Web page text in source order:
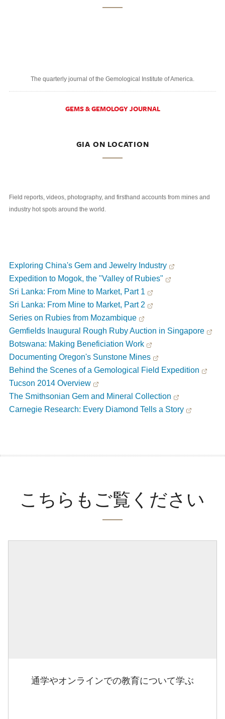
The quarterly journal of the Gemological Institute of America.
GEMS & GEMOLOGY JOURNAL
GIA ON LOCATION
Field reports, videos, photography, and firsthand accounts from mines and
industry hot spots around the world.
Exploring China's Gem and Jewelry Industry
Expedition to Mogok, the "Valley of Rubies"
Sri Lanka: From Mine to Market, Part 1
Sri Lanka: From Mine to Market, Part 2
Series on Rubies from Mozambique
Gemfields Inaugural Rough Ruby Auction in Singapore
Botswana: Making Beneficiation Work
Documenting Oregon's Sunstone Mines
Behind the Scenes of a Gemological Field Expedition
Tucson 2014 Overview
The Smithsonian Gem and Mineral Collection
Carnegie Research: Every Diamond Tells a Story
こちらもご覧ください
通学やオンラインでの教育について学ぶ